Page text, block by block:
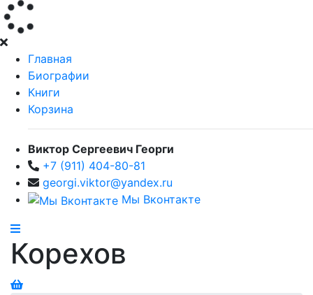
Главная
Биографии
Книги
Корзина
Виктор Сергеевич Георги
+7 (911) 404-80-81
georgi.viktor@yandex.ru
Мы Вконтакте
Корехов